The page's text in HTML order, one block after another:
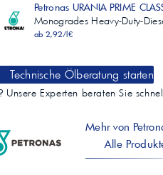
Petronas URANIA PRIME
Monogrades Heavy-Duty-
ab 2,92/l€
Technische Ölberatung starten
Unsere Experten beraten Sie
Mehr von
Alle